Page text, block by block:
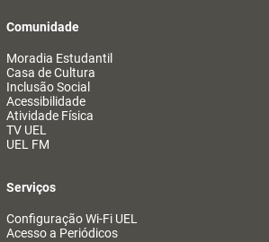
Comunidade
Moradia Estudantil
Casa de Cultura
Inclusão Social
Acessibilidade
Atividade Física
TV UEL
UEL FM
Serviços
Configuração Wi-Fi UEL
Acesso a Periódicos